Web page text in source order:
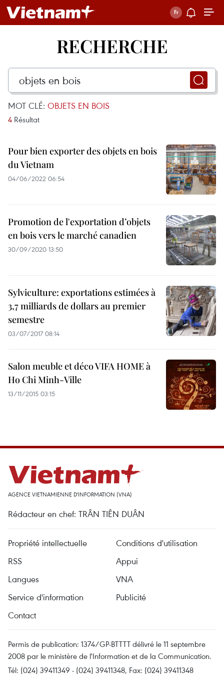
RECHERCHE
MOT CLÉ: OBJETS EN BOIS
4 Résultat
Pour bien exporter des objets en bois
du Vietnam
04/06/2022 06:54
Promotion de l'exportation d’objets
en bois vers le marché canadien
30/09/2020 13:50
Sylviculture: exportations estimées à
3,7 milliards de dollars au premier
semestre
03/07/2017 08:14
Salon meuble et déco VIFA HOME à
Ho Chi Minh-Ville
13/11/2015 03:15
AGENCE VIETNAMIENNE D'INFORMATION (VNA)
Rédacteur en chef: TRÂN TIÊN DUÂN
Propriété intellectuelle
Conditions d'utilisation
RSS
Appui
Langues
VNA
Service d'information
Publicité
Contact
Permis de publication: 1374/GP-BTTTT délivré le 11 septembre
2008 par le ministère de l'Information et de la Communication.
Tél: (024) 39411349 - (024) 39411348, Fax: (024) 39411348